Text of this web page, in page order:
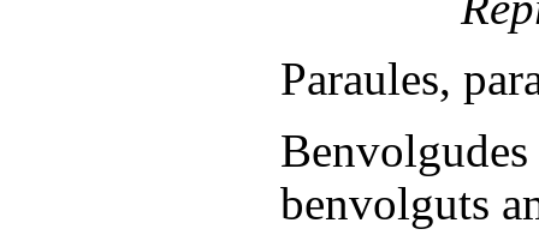
Paraules,
benvolguts